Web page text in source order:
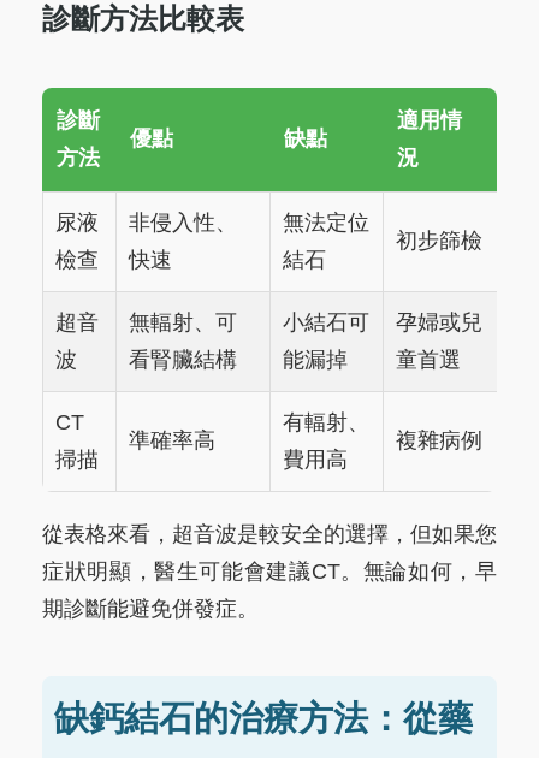
診斷方法比較表
診斷
方法
優點 缺點
適用情
況
尿液
檢查
非侵入性、
快速
無法定位
結石
初步篩檢
超音
波
無輻射、可
看腎臟結構
小結石可
能漏掉
孕婦或兒
童首選
CT
掃描
準確率高
有輻射、
費用高
複雜病例
從表格來看，超音波是較安全的選擇，但如果您
症狀明顯，醫生可能會建議CT。無論如何，早
期診斷能避免併發症。
缺鈣結石的治療方法：從藥